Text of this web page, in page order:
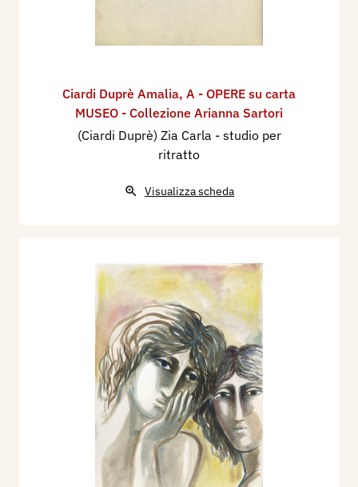
Ciardi Duprè Amalia, A - OPERE su carta
MUSEO - Collezione Arianna Sartori
(Ciardi Duprè) Zia Carla - studio per
ritratto
Visualizza scheda